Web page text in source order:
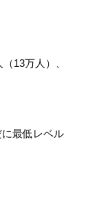
（13万人）、
最低レベル